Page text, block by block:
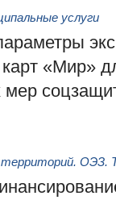
услуги
«Мир»
мер
ОЭЗ.